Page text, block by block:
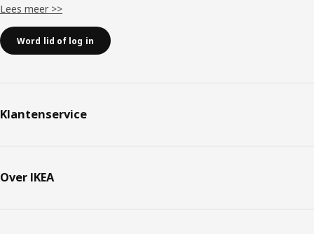
Lees meer >>
Word lid of log in
Klantenservice
Over IKEA